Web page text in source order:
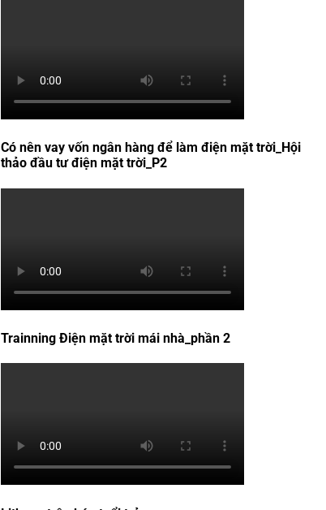
Có nên vay vốn ngân hàng để làm điện mặt trời_Hội
thảo đầu tư điện mặt trời_P2
Trainning Điện mặt trời mái nhà_phần 2